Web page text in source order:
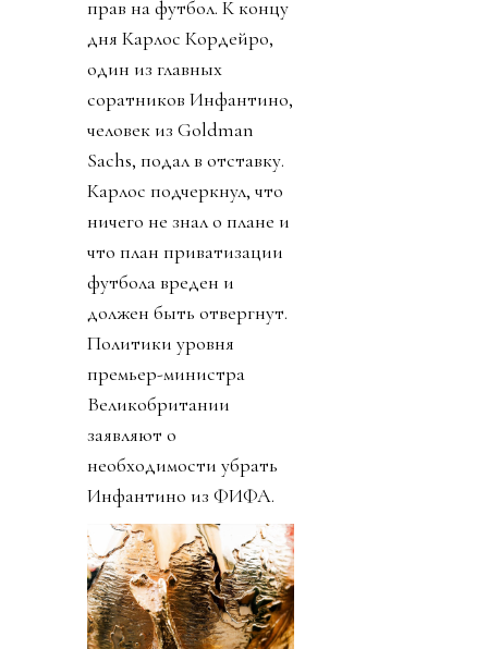
прав на футбол. К концу
дня Карлос Кордейро,
один из главных
соратников Инфантино,
человек из Goldman
Sachs, подал в отставку.
Карлос подчеркнул, что
ничего не знал о плане и
что план приватизации
футбола вреден и
должен быть отвергнут.
Политики уровня
премьер-министра
Великобритании
заявляют о
необходимости убрать
Инфантино из ФИФА.